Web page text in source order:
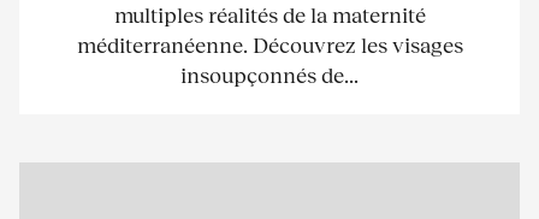
multiples réalités de la maternité
méditerranéenne. Découvrez les visages
insoupçonnés de...